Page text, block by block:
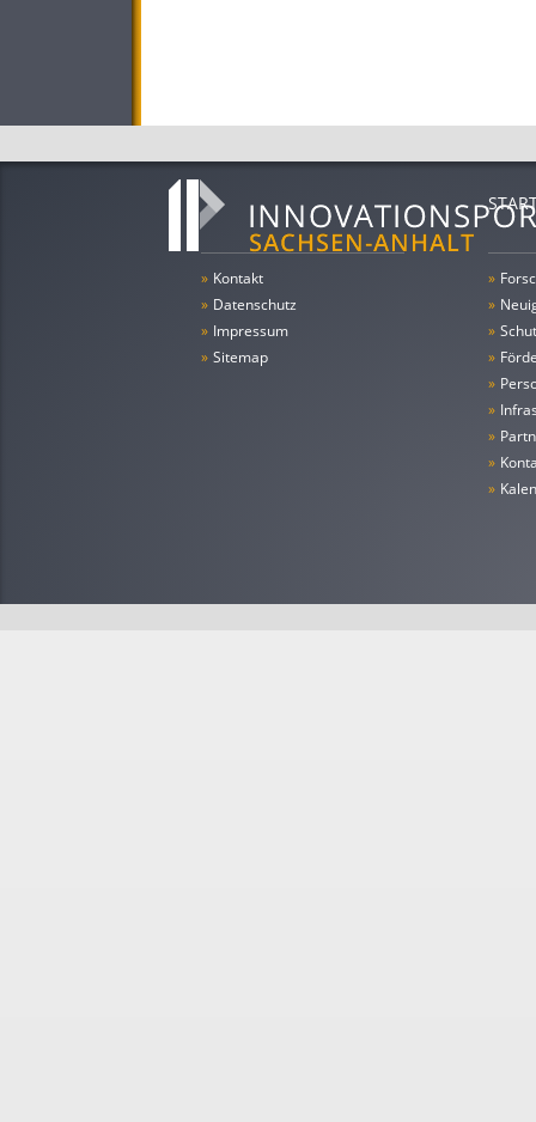
» Kontakt
» Datenschutz
» Impressum
» Sitemap
»
»
»
»
»
»
»
»
»